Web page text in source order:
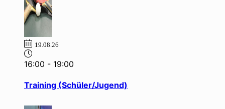
19.08.26
16:00 - 19:00
Training (Schüler/Jugend)